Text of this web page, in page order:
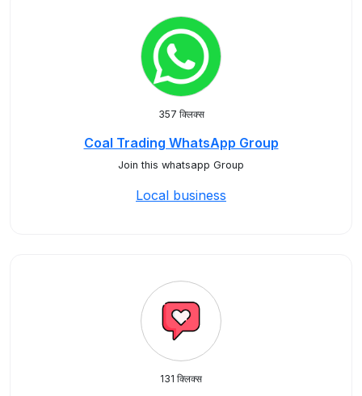
357 क्लिक्स
Coal Trading WhatsApp Group
Join this whatsapp Group
Local business
131 क्लिक्स